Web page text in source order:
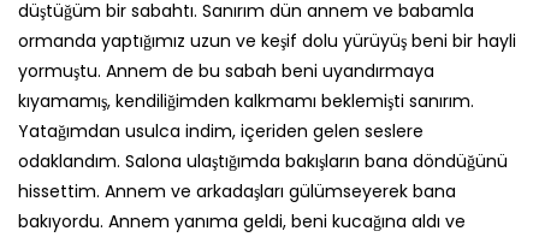
düştüğüm bir sabahtı. Sanırım dün annem ve babamla
ormanda yaptığımız uzun ve keşif dolu yürüyüş beni bir hayli
yormuştu. Annem de bu sabah beni uyandırmaya
kıyamamış, kendiliğimden kalkmamı beklemişti sanırım.
Yatağımdan usulca indim, içeriden gelen seslere
odaklandım. Salona ulaştığımda bakışların bana döndüğünü
hissettim. Annem ve arkadaşları gülümseyerek bana
bakıyordu. Annem yanıma geldi, beni kucağına aldı ve